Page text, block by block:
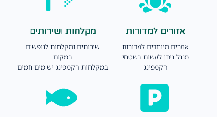
אזורים למדורות
אוזרים מיוחדים למדורות
מנגל ניתן לעשות בשטחי
הקמפינג
מקלחות ושירותים
שירותים ומקלחות לנופשים
במקום
במקלחות הקמפינג יש מים חמים